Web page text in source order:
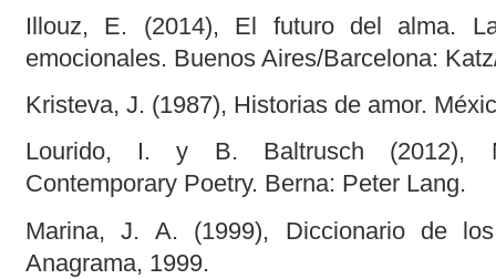
Illouz, E. (2014), El futuro del alma.
emocionales. Buenos Aires/Barcelona:
Kristeva, J. (1987), Historias de amor.
Lourido, I. y B. Baltrusch (2012),
Contemporary Poetry. Berna: Peter Lang.
Marina, J. A. (1999), Diccionario de
Anagrama, 1999.